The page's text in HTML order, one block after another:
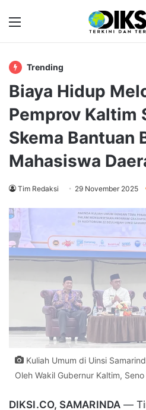
Menu
Trending
Biaya Hidup
Pemprov Kaltim
Skema Bantuan
Mahasiswa
Tim Redaksi 29 November 2025
Kuliah Umum di Uinsi
Oleh Wakil Gubernur Kaltim,
DIKSI.CO, SAMARINDA—